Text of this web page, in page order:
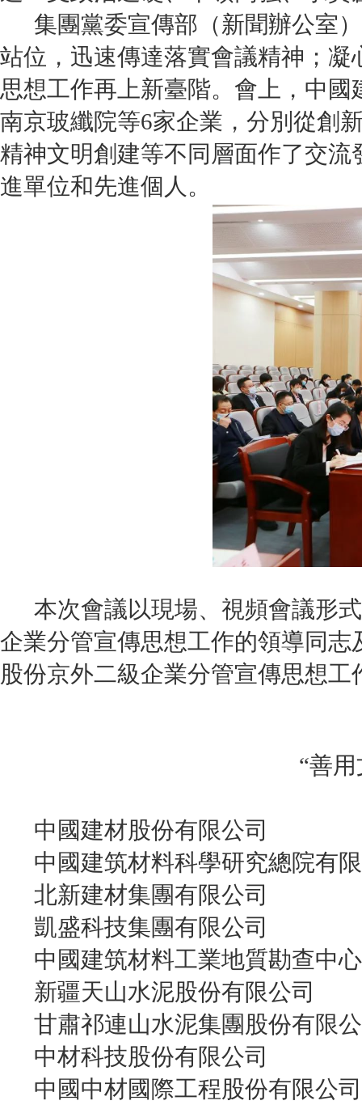
集團黨委宣傳部（新聞辦公室）
站位，迅速傳達落實會議精神；
思想工作再上新臺階。會上，中
南京玻纖院等6家企業，分別從創
精神文明創建等不同層面作了交
進單位和先進個人。
本次會議以現場、視頻會議形式
企業分管宣傳思想工作的領導同
股份京外二級企業分管宣傳思想
“善
中國建材股份有限公司
中國建筑材料科學研究總院有
北新建材集團有限公司
凱盛科技集團有限公司
中國建筑材料工業地質勘查中心
新疆天山水泥股份有限公司
甘肅祁連山水泥集團股份有限
中材科技股份有限公司
中國中材國際工程股份有限公司